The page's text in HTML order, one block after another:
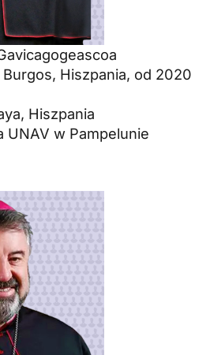
Hiszpania, od 2020
Hiszpania
UNAV w Pampelunie